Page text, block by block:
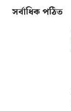
সর্বাধিক পঠিত